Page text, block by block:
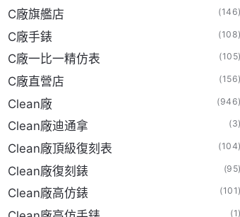
C廠旗艦店
C廠手錶
C廠一比一精仿表
C廠直營店
Clean廠
Clean廠迪通拿
Clean廠頂級復刻表
Clean廠復刻錶
Clean廠高仿錶